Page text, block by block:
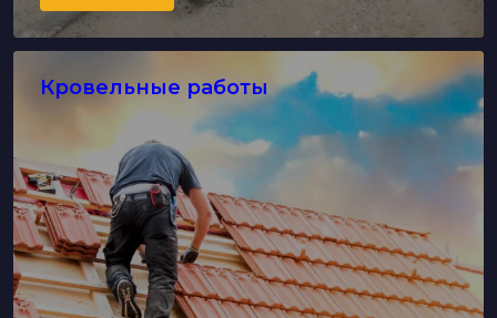
Кровельные работы